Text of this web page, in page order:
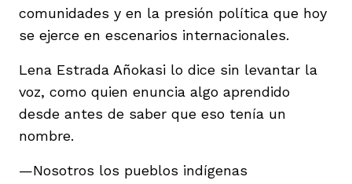
comunidades y en la presión política que hoy
se ejerce en escenarios internacionales.
Lena Estrada Añokasi lo dice sin levantar la
voz, como quien enuncia algo aprendido
desde antes de saber que eso tenía un
nombre.
—Nosotros los pueblos indígenas